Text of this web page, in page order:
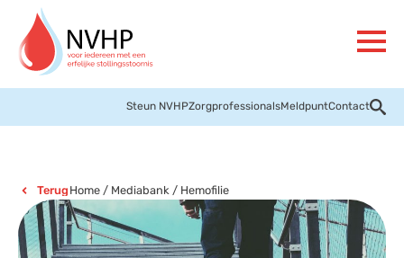
Steun NVHPZorgprofessionalsMeldpuntContact
Terug Home/ Mediabank / Hemofilie